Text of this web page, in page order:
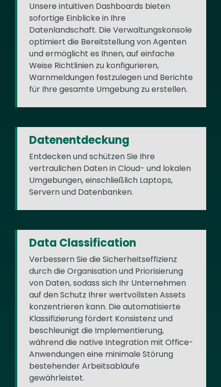
Unsere intuitiven Dashboards bieten
sofortige Einblicke in Ihre
Datenlandschaft. Die Verwaltungskonsole
optimiert die Bereitstellung von Agenten
und ermöglicht es Ihnen, auf einfache
Weise Richtlinien zu konfigurieren,
Warnmeldungen festzulegen und Berichte
für Ihre gesamte Umgebung zu erstellen.
Datenentdeckung
Entdecken und schützen Sie Ihre
vertraulichen Daten in Cloud- und lokalen
Umgebungen, einschließlich Laptops,
Servern und Datenbanken.
Data Classification
Verbessern Sie die Sicherheitseffizienz
durch die Organisation und Priorisierung
von Daten, sodass sich Ihr Unternehmen
auf den Schutz Ihrer wertvollsten Assets
konzentrieren kann. Die automatisierte
Klassifizierung fördert Konsistenz und
beschleunigt die Implementierung,
während die native Integration mit Office-
Anwendungen eine minimale Störung
bestehender Arbeitsabläufe
gewährleistet.